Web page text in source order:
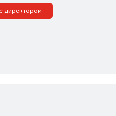
директором